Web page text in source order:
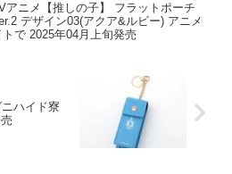
アニメ【推しの子】 フラットポーチ
デザイン03(アクア&ルビー) アニメ
トで 2025年04月上旬発売
ハイド寮